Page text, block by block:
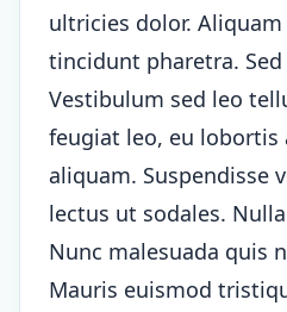
ultricies dolor.
tincidunt pharetra.
Vestibulum sed leo
feugiat leo, eu lobortis
aliquam. Suspendisse
lectus ut sodales.
Nunc malesuada quis
Mauris euismod